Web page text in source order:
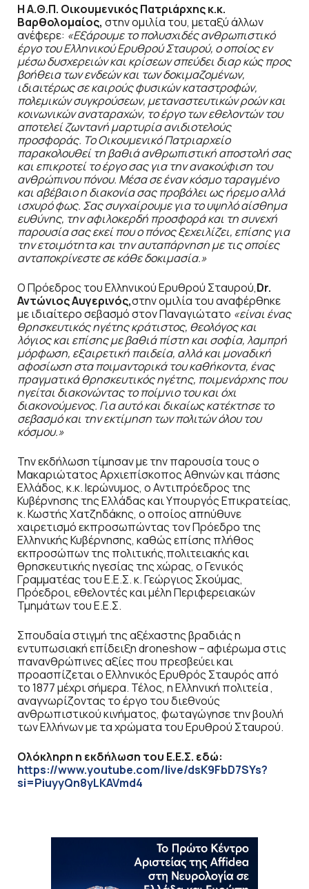
Η Α.Θ.Π. Οικουμενικός Πατριάρχης κ.κ.
Βαρθολομαίος, στην ομιλία του, μεταξύ άλλων
ανέφερε: «Εξάρουμε το πολυσχιδές ανθρωπιστικό
έργο του Ελληνικού Ερυθρού Σταυρού, ο οποίος εν
μέσω δυσχερειών και κρίσεων σπεύδει διαρ κώς προς
βοήθεια των ενδεών και των δοκιμαζομένων,
ιδιαιτέρως σε καιρούς φυσικών καταστροφών,
πολεμικών συγκρούσεων, μεταναστευτικών ροών και
κοινωνικών αναταραχών, το έργο των εθελοντών του
αποτελεί ζωντανή μαρτυρία ανιδιοτελούς
προσφοράς. Το Οικουμενικό Πατριαρχείο
παρακολουθεί τη βαθιά ανθρωπιστική αποστολή σας
και επικροτεί το έργο σας για την ανακούφιση του
ανθρώπινου πόνου. Μέσα σε έναν κόσμο ταραγμένο
και αβέβαιο η διακονία σας προβάλει ως ήρεμο αλλά
ισχυρό φως. Σας συγχαίρουμε για το υψηλό αίσθημα
ευθύνης, την αφιλοκερδή προσφορά και τη συνεχή
παρουσία σας εκεί που ο πόνος ξεχειλίζει, επίσης για
την ετοιμότητα και την αυταπάρνηση με τις οποίες
ανταποκρίνεστε σε κάθε δοκιμασία.»
Ο Πρόεδρος του Ελληνικού Ερυθρού Σταυρού,Dr.
Αντώνιος Αυγερινός,στην ομιλία του αναφέρθηκε
με ιδιαίτερο σεβασμό στον Παναγιώτατο «είναι ένας
θρησκευτικός ηγέτης κράτιστος, θεολόγος και
λόγιος και επίσης με βαθιά πίστη και σοφία, λαμπρή
μόρφωση, εξαιρετική παιδεία, αλλά και μοναδική
αφοσίωση στα ποιμαντορικά του καθήκοντα, ένας
πραγματικά θρησκευτικός ηγέτης, ποιμενάρχης που
ηγείται διακονώντας το ποίμνιο του και όχι
διακονούμενος. Για αυτό και δικαίως κατέκτησε το
σεβασμό και την εκτίμηση των πολιτών όλου του
κόσμου.»
Την εκδήλωση τίμησαν με την παρουσία τους ο
Μακαριώτατος Αρχιεπίσκοπος Αθηνών και πάσης
Ελλάδος, κ.κ. Ιερώνυμος, ο Αντιπρόεδρος της
Κυβέρνησης της Ελλάδας και Υπουργός Επικρατείας,
κ. Κωστής Χατζηδάκης, ο οποίος απηύθυνε
χαιρετισμό εκπροσωπώντας τον Πρόεδρο της
Ελληνικής Κυβέρνησης, καθώς επίσης πλήθος
εκπροσώπων της πολιτικής,πολιτειακής και
θρησκευτικής ηγεσίας της χώρας, ο Γενικός
Γραμματέας του Ε.Ε.Σ. κ. Γεώργιος Σκούμας,
Πρόεδροι, εθελοντές και μέλη Περιφερειακών
Τμημάτων του Ε.Ε.Σ.
Σπουδαία στιγμή της αξέχαστης βραδιάς η
εντυπωσιακή επίδειξη droneshow – αφιέρωμα στις
πανανθρώπινες αξίες που πρεσβεύει και
προασπίζεται ο Ελληνικός Ερυθρός Σταυρός από
το 1877 μέχρι σήμερα. Τέλος, η Ελληνική πολιτεία ,
αναγνωρίζοντας το έργο του διεθνούς
ανθρωπιστικού κινήματος, φωταγώγησε την βουλή
των Ελλήνων με τα χρώματα του Ερυθρού Σταυρού.
Ολόκληρη η εκδήλωση του Ε.Ε.Σ. εδώ:
https://www.youtube.com/live/dsK9FbD7SYs?
si=PiuyyQn8yLKAVmd4